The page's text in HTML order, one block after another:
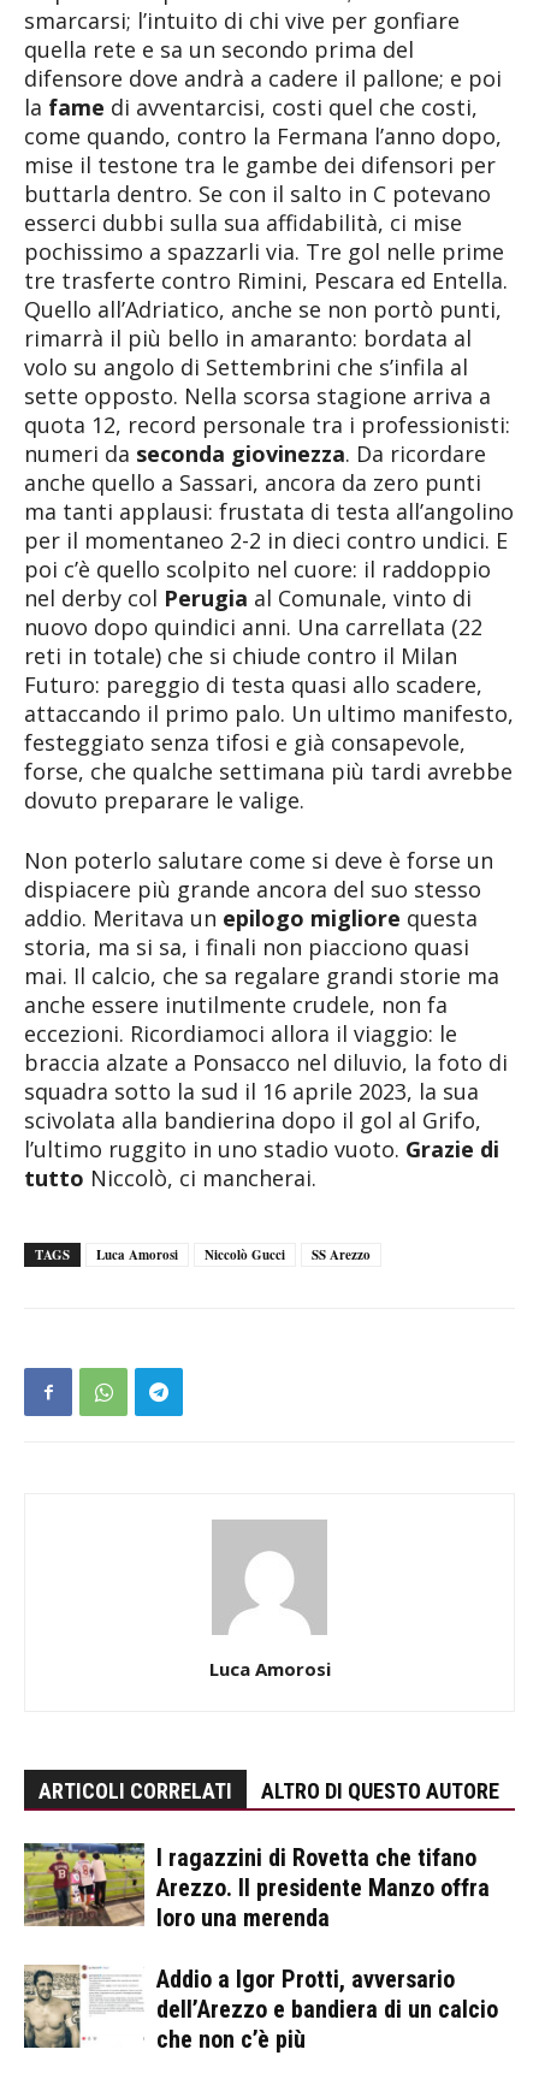
smarcarsi; l’intuito di chi vive per gonfiare
quella rete e sa un secondo prima del
difensore dove andrà a cadere il pallone; e poi
la fame di avventarcisi, costi quel che costi,
come quando, contro la Fermana l’anno dopo,
mise il testone tra le gambe dei difensori per
buttarla dentro. Se con il salto in C potevano
esserci dubbi sulla sua affidabilità, ci mise
pochissimo a spazzarli via. Tre gol nelle prime
tre trasferte contro Rimini, Pescara ed Entella.
Quello all’Adriatico, anche se non portò punti,
rimarrà il più bello in amaranto: bordata al
volo su angolo di Settembrini che s’infila al
sette opposto. Nella scorsa stagione arriva a
quota 12, record personale tra i professionisti:
numeri da seconda giovinezza. Da ricordare
anche quello a Sassari, ancora da zero punti
ma tanti applausi: frustata di testa all’angolino
per il momentaneo 2-2 in dieci contro undici. E
poi c’è quello scolpito nel cuore: il raddoppio
nel derby col Perugia al Comunale, vinto di
nuovo dopo quindici anni. Una carrellata (22
reti in totale) che si chiude contro il Milan
Futuro: pareggio di testa quasi allo scadere,
attaccando il primo palo. Un ultimo manifesto,
festeggiato senza tifosi e già consapevole,
forse, che qualche settimana più tardi avrebbe
dovuto preparare le valige.
Non poterlo salutare come si deve è forse un
dispiacere più grande ancora del suo stesso
addio. Meritava un epilogo migliore questa
storia, ma si sa, i finali non piacciono quasi
mai. Il calcio, che sa regalare grandi storie ma
anche essere inutilmente crudele, non fa
eccezioni. Ricordiamoci allora il viaggio: le
braccia alzate a Ponsacco nel diluvio, la foto di
squadra sotto la sud il 16 aprile 2023, la sua
scivolata alla bandierina dopo il gol al Grifo,
l’ultimo ruggito in uno stadio vuoto. Grazie di
tutto Niccolò, ci mancherai.
TAGS Luca Amorosi Niccolò Gucci SS Arezzo
Luca Amorosi
ARTICOLI CORRELATI ALTRO DI QUESTO AUTORE
I ragazzini di Rovetta che tifano
Arezzo. Il presidente Manzo offra
loro una merenda
Addio a Igor Protti, avversario
dell’Arezzo e bandiera di un calcio
che non c’è più